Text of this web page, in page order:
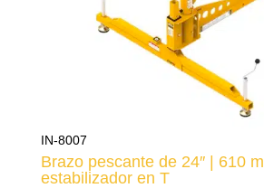
IN-8007
Brazo pescante de 24″ | 610
estabilizador en T